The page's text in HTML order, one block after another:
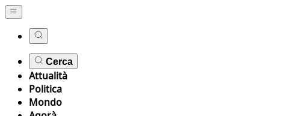
Cerca
Attualità
Politica
Mondo